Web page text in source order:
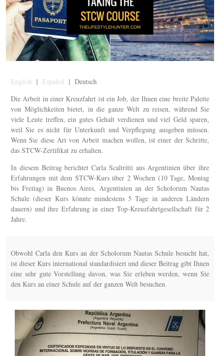
English | Español
| Deutsch
Die Arbeit in einer Kreuzfahrt ist ein Job, der Ihnen eine breite Palette
von Möglichkeiten bietet, in die ganze Welt zu reisen, während Sie
viele Leute treffen, ein gutes Gehalt verdienen und viel Geld sparen,
weil Sie es nicht für Unterkunft und Verpflegung ausgeben müssen.
Wenn Sie diese Art von Arbeit machen wollen, ist einer der Schritte,
das STCW-Zertifikat zu erhalten.
In diesem Beitrag berichtet Carla Scaltritti aus Argentinien über ihre
Erfahrungen mit dem STCW-Kurs über 2 Wochen (10 Tage, Montag
bis Freitag) in Buenos Aires, Argentinien an der Scholorum Nautas
Schule (dieser Kurs könnte mindestens 5 Tage in anderen Ländern
dauern) und ihre Erfahrung in einer Top-Kreuzfahrtgesellschaft für 2
Jahre.
Obwohl Carla den Kurs an der Scholorum Nautas Schule besucht hat,
ist dieser Kurs international standardisiert und dieser Beitrag gibt Ihnen
eine sehr gute Vorstellung davon, was Sie erleben werden, wenn Sie
den Kurs an einer Schule auf der ganzen Welt besuchen.